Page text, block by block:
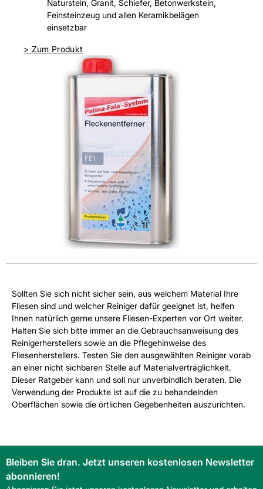
Naturstein, Granit, Schiefer, Betonwerkstein,
Feinsteinzeug und allen Keramikbelägen
einsetzbar
> Zum Produkt
Sollten Sie sich nicht sicher sein, aus welchem Material Ihre
Fliesen sind und welcher Reiniger dafür geeignet ist, helfen
Ihnen natürlich gerne unsere Fliesen-Experten vor Ort weiter.
Halten Sie sich bitte immer an die Gebrauchsanweisung des
Reinigerherstellers sowie an die Pflegehinweise des
Fliesenherstellers. Testen Sie den ausgewählten Reiniger vorab
an einer nicht sichbaren Stelle auf Materialverträglichkeit.
Dieser Ratgeber kann und soll nur unverbindlich beraten. Die
Verwendung der Produkte ist auf die zu behandelnden
Oberflächen sowie die örtlichen Gegebenheiten auszurichten.
Bleiben Sie dran. Jetzt unseren kostenlosen Newsletter
abonnieren!